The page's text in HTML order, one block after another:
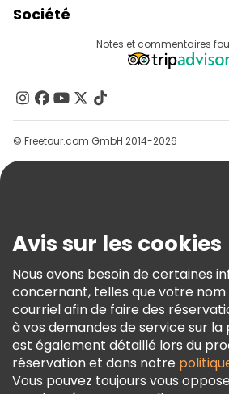
Connexion Du Fournisseur
Programme D’affiliation
Société
Contactez-Nous
Groupes
Aide
Conditions Générales Et Mentions
Politique En Matière De Cookies
Freetour Prix
Programme De Fidélité
Notes et commentaires
© Freetour.com GmbH 2014-2026
Avis sur les cookies
Nous avons besoin de certaines
concernant, telles que votre
courriel afin de faire des
à vos demandes de service sur
est également détaillé lors du
réservation et dans notre
Vous pouvez toujours vous